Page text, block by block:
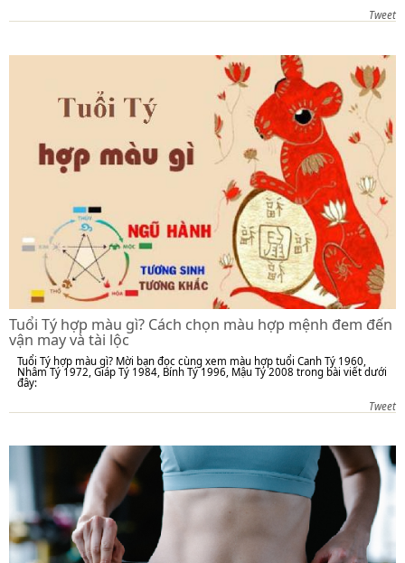
Tweet
Tuổi Tý hợp màu gì? Cách chọn màu hợp mệnh đem đến
vận may và tài lộc
Tuổi Tý hợp màu gì? Mời bạn đọc cùng xem màu hợp tuổi Canh Tý 1960,
Nhâm Tý 1972, Giáp Tý 1984, Bính Tý 1996, Mậu Tý 2008 trong bài viết dưới
đây:
Tweet